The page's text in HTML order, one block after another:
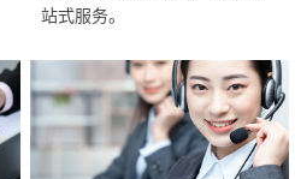
站式服务。